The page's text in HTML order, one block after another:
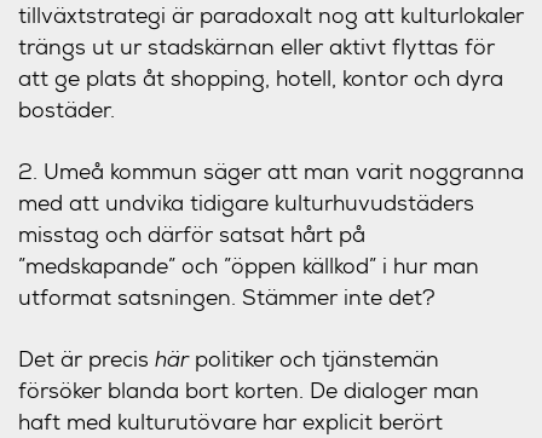
tillväxtstrategi är paradoxalt nog att kulturlokaler
trängs ut ur stadskärnan eller aktivt flyttas för
att ge plats åt shopping, hotell, kontor och dyra
bostäder.
2. Umeå kommun säger att man varit noggranna
med att undvika tidigare kulturhuvudstäders
misstag och därför satsat hårt på
”medskapande” och ”öppen källkod” i hur man
utformat satsningen. Stämmer inte det?
Det är precis härpolitiker och tjänstemän
försöker blanda bort korten. De dialoger man
haft med kulturutövare har explicit berört